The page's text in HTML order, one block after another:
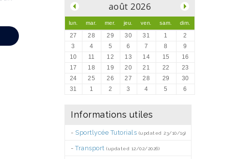
août 2026
lun. mar. mer. jeu. ven. sam. dim.
27 28 29 30 31 1
2
3
4 5 6 7 8
9
10
11 12 13 14 15
16
17
18 19 20 21 22
23
24
25 26 27 28 29
30
31
1 2 3 4 5 6
Informations utiles
- Sportlycée Tutorials (updated 23/10/19)
-Transport (updated 12/02/2026)